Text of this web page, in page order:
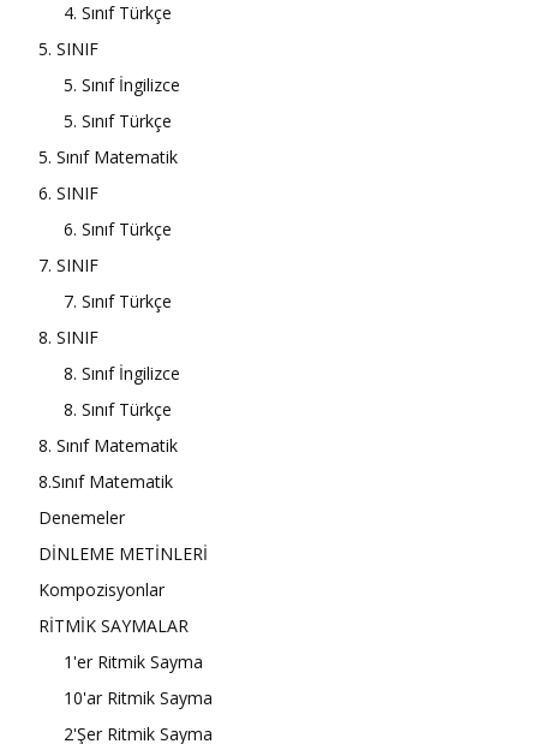
4. Sınıf Türkçe
5. SINIF
5. Sınıf İngilizce
5. Sınıf Türkçe
5. Sınıf Matematik
6. SINIF
6. Sınıf Türkçe
7. SINIF
7. Sınıf Türkçe
8. SINIF
8. Sınıf İngilizce
8. Sınıf Türkçe
8. Sınıf Matematik
8.Sınıf Matematik
Denemeler
DİNLEME METİNLERİ
Kompozisyonlar
RİTMİK SAYMALAR
1'er Ritmik Sayma
10'ar Ritmik Sayma
2'Şer Ritmik Sayma